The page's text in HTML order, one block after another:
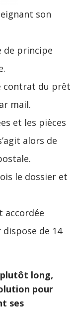
son
de principe
contrat du prêt
mail.
et les pièces
alors de
le dossier et
accordée
de 14
plutôt long,
pour
ses